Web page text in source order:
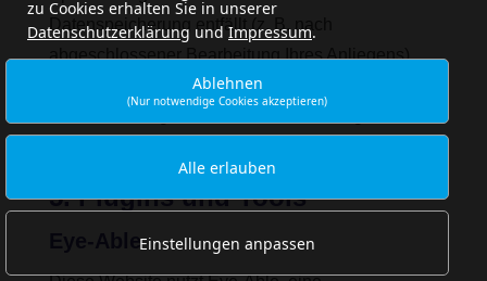
Datenspeicherung entfällt (z. B. nach
abgeschlossener Bearbeitung Ihres Anliegens).
Zwingende gesetzliche Bestimmungen –
5. Plugins und Tools
Eye-Able
zu Cookies erhalten Sie in unserer
Datenschutzerklärung und Impressum.
Ablehnen
(Nur notwendige Cookies akzeptieren)
Alle erlauben
Einstellungen anpassen